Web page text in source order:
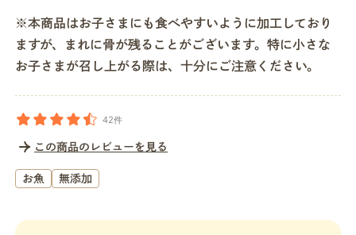
※本商品はお子さまにも食べやすいように加工しており
ますが、まれに骨が残ることがございます。特に小さな
お子さまが召し上がる際は、十分にご注意ください。
42件
この商品のレビューを見る
お魚 無添加